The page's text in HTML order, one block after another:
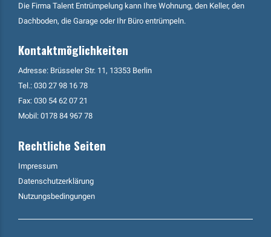
Die Firma Talent Entrümpelung kann Ihre Wohnung, den Keller, den
Dachboden, die Garage oder Ihr Büro entrümpeln.
Kontaktmöglichkeiten
Adresse: Brüsseler Str. 11, 13353 Berlin
Tel.: 030 27 98 16 78
Fax: 030 54 62 07 21
Mobil: 0178 84 967 78
Rechtliche Seiten
Impressum
Datenschutzerklärung
Nutzungsbedingungen